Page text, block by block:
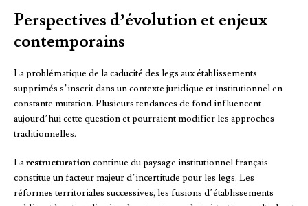
Perspectives d’évolution et enjeux
contemporains
La problématique de la caducité des legs aux établissements
supprimés s’inscrit dans un contexte juridique et institutionnel en
constante mutation. Plusieurs tendances de fond influencent
aujourd’hui cette question et pourraient modifier les approches
traditionnelles.
Larestructurationcontinue du paysage institutionnel français
constitue un facteur majeur d’incertitude pour les legs. Les
réformes territoriales successives, les fusions d’établissements